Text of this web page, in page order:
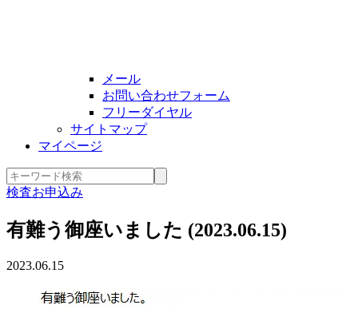
メール
お問い合わせフォーム
フリーダイヤル
サイトマップ
マイページ
検査お申込み
有難う御座いました (2023.06.15)
2023.06.15